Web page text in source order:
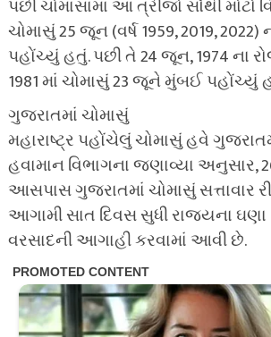
પછી ચોમાસામાં આ ત્રીજો સૌથી
ચોમાસું 25 જૂન (વર્ષ 1959, 2019,
પહોંચ્યું હતું. પછી તે 24 જૂન, 1974 ના
1981 માં ચોમાસું 23 જૂને મુંબઈ પહોંચ્યું
ગુજરાતમાં ચોમાસું
મહારાષ્ટ્ર પહોંચેલું ચોમાસું હવે
હવામાન વિભાગના જણાવ્યા અનુસાર,
આસપાસ ગુજરાતમાં ચોમાસું સત્તાવાર
આગામી સાત દિવસ સુધી રાજ્યના ઘણા
વરસાદની આગાહી કરવામાં આવી છે.